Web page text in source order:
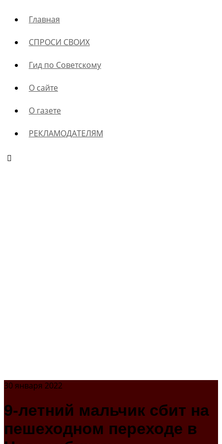
Главная
СПРОСИ СВОИХ
Гид по Советскому
О сайте
О газете
РЕКЛАМОДАТЕЛЯМ
30 января 2022
9-летний мальчик сбит на
пешеходном переходе в